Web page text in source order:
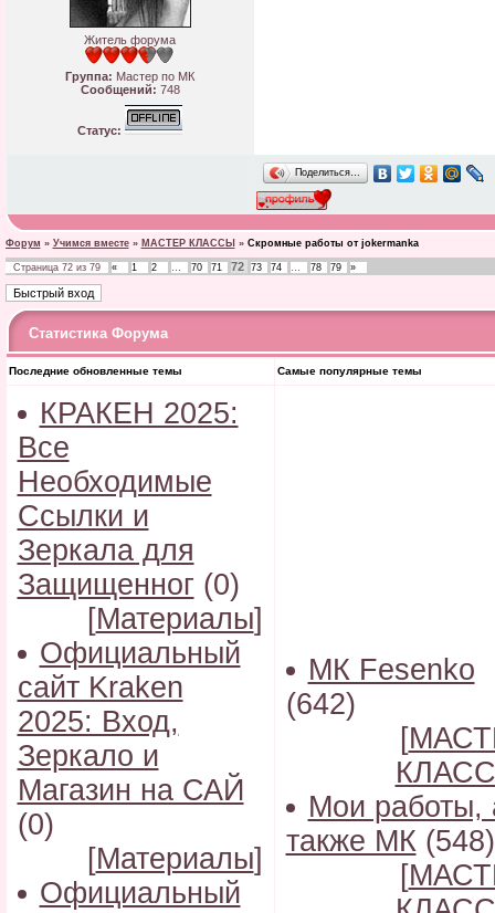
Житель форума
Группа: Мастер по МК
Сообщений: 748
Статус:
Поделиться…
Форум » Учимся вместе » МАСТЕР КЛАССЫ » Скромные работы от jokermanka
Страница 72из 79 « 1 2 … 70 71 72 73 74 … 78 79 »
Статистика Форума
Последние обновленные темы Самые популярные темы
КРАКЕН 2025:
Все
Необходимые
Ссылки и
Зеркала для
Защищенног (0)
[Материалы]
Официальный
сайт Kraken
2025: Вход,
Зеркало и
Магазин на САЙ
(0)
[Материалы]
Официальный
МК Fesenko
(642)
[
Мои работы,
также МК (548)
[